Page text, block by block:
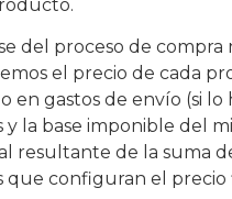
del proceso de compra
el precio de cada
en gastos de envío (si lo
la base imponible del
resultante de la suma
que configuran el precio